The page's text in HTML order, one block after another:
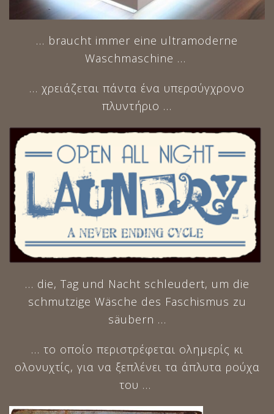
… braucht immer eine ultramoderne
Waschmaschine …
… χρειάζεται πάντα ένα υπερσύγχρονο
πλυντήριο …
… die, Tag und Nacht schleudert, um die
schmutzige Wäsche des Faschismus zu
säubern …
… το οποίο περιστρέφεται ολημερίς κι
ολονυχτίς, για να ξεπλένει τα άπλυτα ρούχα
του …